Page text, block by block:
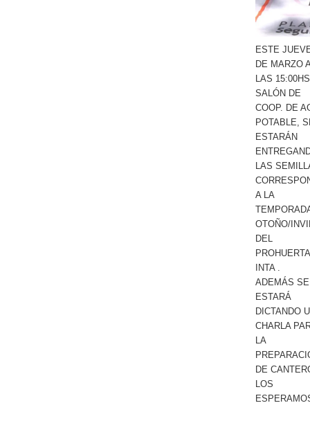
ESTE
DE MARZO
LAS
SALÓN DE
COOP. DE
POTABLE,
ESTARÁN
LAS
A LA
OTOÑO/
DEL
PROHUERTA
INTA .
ADEMÁS SE
ESTARÁ
DICTANDO
CHARLA
LA
DE
LOS